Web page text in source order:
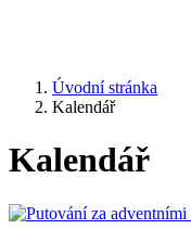
Úvodní stránka
Kalendář
Kalendář